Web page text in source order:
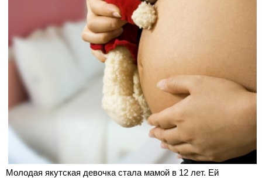
Молодая якутская девочка стала мамой в 12 лет. Ей